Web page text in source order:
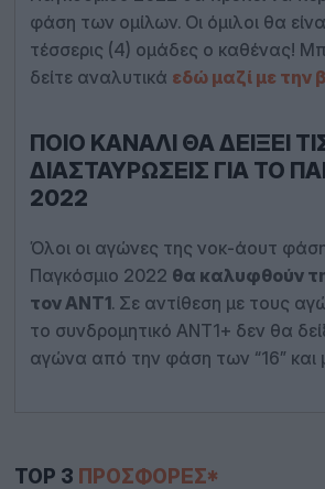
φάση των ομίλων. Οι όμιλοι θα
τέσσερις (4) ομάδες ο καθένας!
δείτε αναλυτικά εδώ μαζί με την
ΠΟΙΟ ΚΑΝΆΛΙ ΘΑ ΔΕΊΞΕΙ
ΔΙΑΣΤΑΥΡΏΣΕΙΣ ΓΙΑ ΤΟ
2022
Όλοι οι αγώνες της νοκ-άουτ
Παγκόσμιο 2022 θα καλυφθούν
τον ΑΝΤ1. Σε αντίθεση με τους
το συνδρομητικό ΑΝΤ1+ δεν θα
αγώνα από την φάση των “16” και
TOP 3 ΠΡΟΣΦΟΡΈΣ*